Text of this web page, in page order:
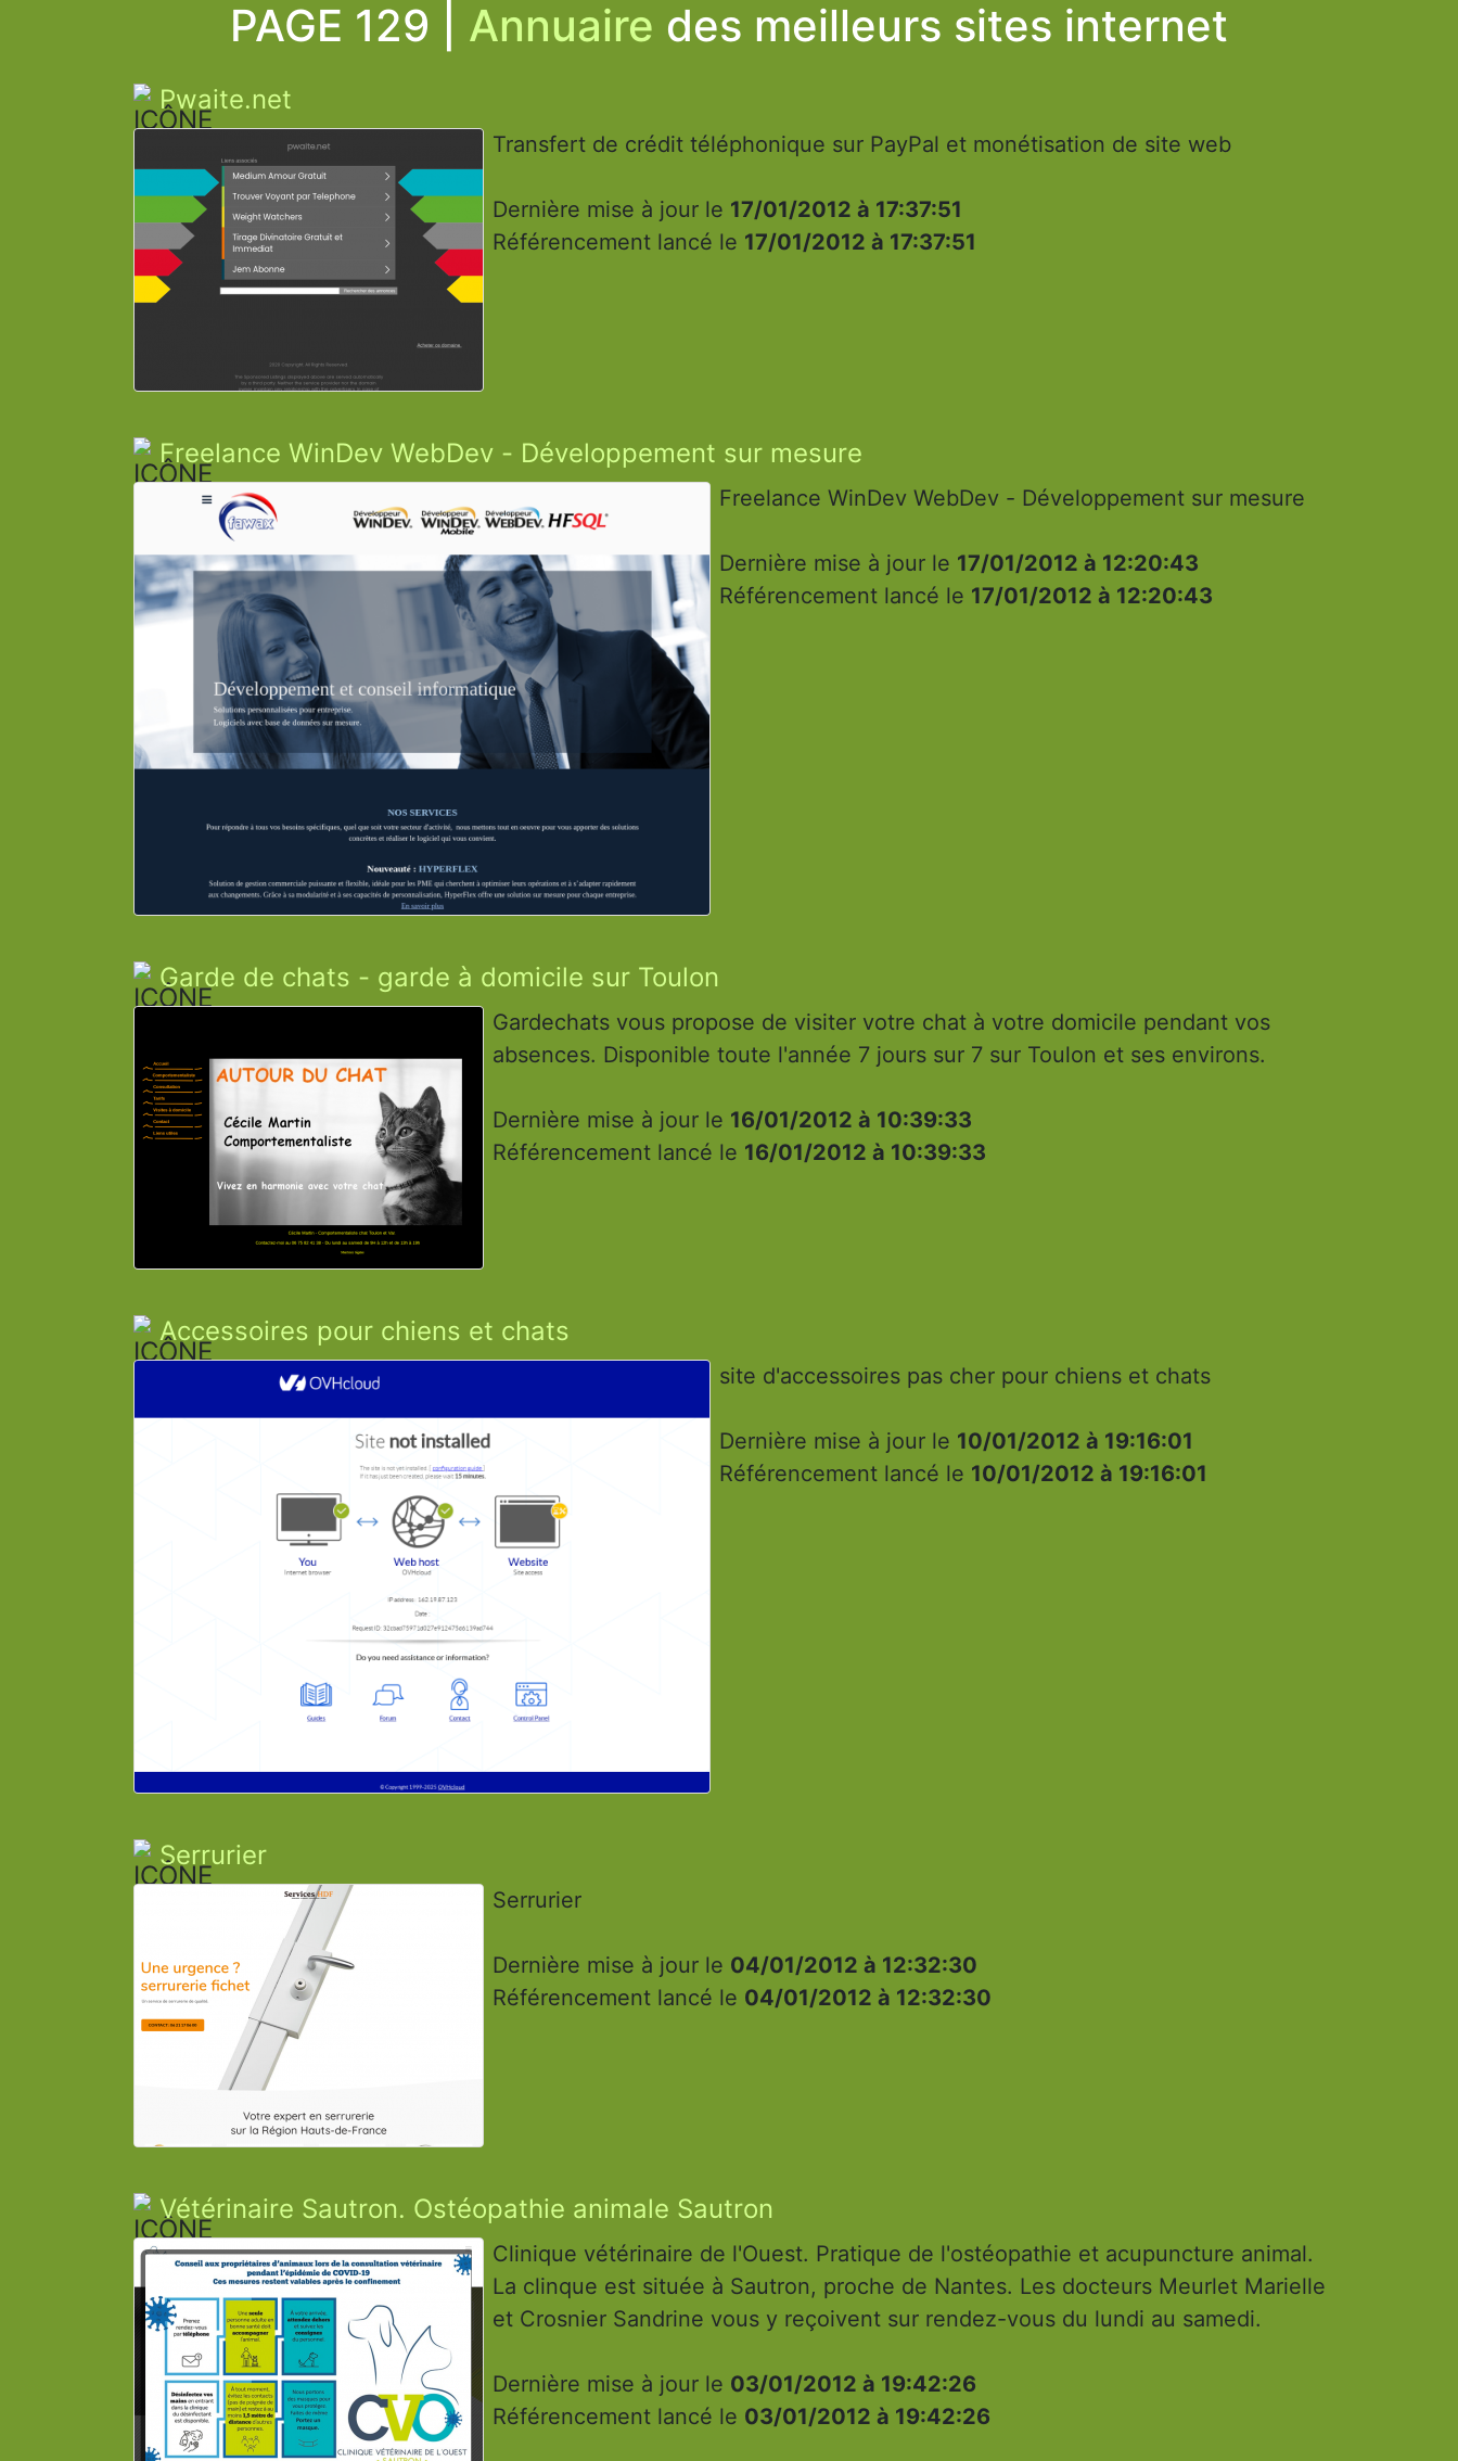
PAGE 129 | Annuaire des meilleurs sites internet
Pwaite.net
Transfert de crédit téléphonique sur PayPal et monétisation de site web
Dernière mise à jour le 17/01/2012 à 17:37:51
Référencement lancé le 17/01/2012 à 17:37:51
Freelance WinDev WebDev - Développement sur mesure
Freelance WinDev WebDev - Développement sur mesure
Dernière mise à jour le 17/01/2012 à 12:20:43
Référencement lancé le 17/01/2012 à 12:20:43
Garde de chats - garde à domicile sur Toulon
Gardechats vous propose de visiter votre chat à votre domicile pendant vos
absences. Disponible toute l'année 7 jours sur 7 sur Toulon et ses environs.
Dernière mise à jour le 16/01/2012 à 10:39:33
Référencement lancé le 16/01/2012 à 10:39:33
Accessoires pour chiens et chats
site d'accessoires pas cher pour chiens et chats
Dernière mise à jour le 10/01/2012 à 19:16:01
Référencement lancé le 10/01/2012 à 19:16:01
Serrurier
Serrurier
Dernière mise à jour le 04/01/2012 à 12:32:30
Référencement lancé le 04/01/2012 à 12:32:30
Vétérinaire Sautron. Ostéopathie animale Sautron
Clinique vétérinaire de l'Ouest. Pratique de l'ostéopathie et acupuncture animal.
La clinque est située à Sautron, proche de Nantes. Les docteurs Meurlet Marielle
et Crosnier Sandrine vous y reçoivent sur rendez-vous du lundi au samedi.
Dernière mise à jour le 03/01/2012 à 19:42:26
Référencement lancé le 03/01/2012 à 19:42:26